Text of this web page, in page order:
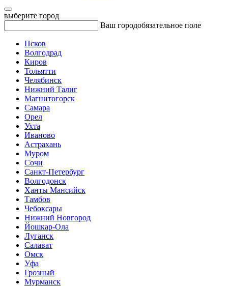
выберите город
Ваш городобязательное поле
Псков
Волгодрад
Киров
Тольятти
Челябинск
Нижний Талиг
Магнитогорск
Самара
Орел
Ухта
Иваново
Астрахань
Муром
Сочи
Санкт-Петербург
Волгодонск
Ханты Мансийск
Тамбов
Чебоксары
Нижний Новгород
Йошкар-Ола
Луганск
Салават
Омск
Уфа
Грозный
Мурманск